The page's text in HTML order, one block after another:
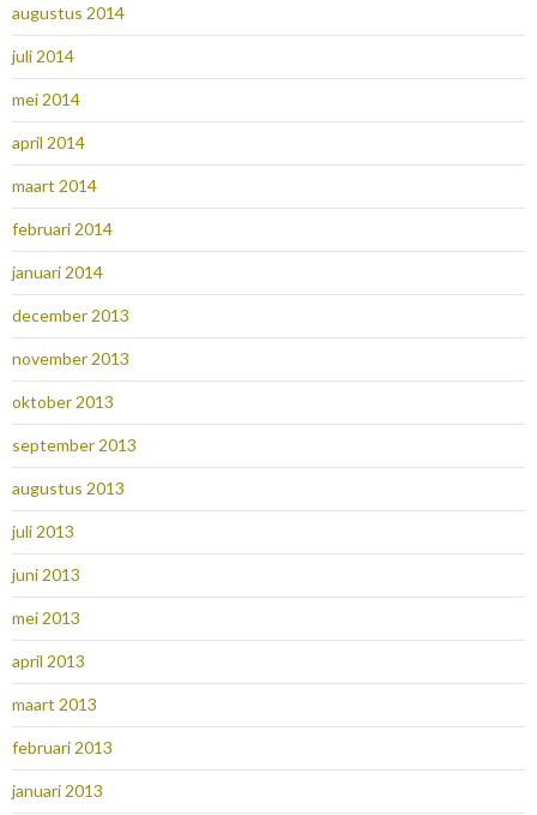
augustus 2014
juli 2014
mei 2014
april 2014
maart 2014
februari 2014
januari 2014
december 2013
november 2013
oktober 2013
september 2013
augustus 2013
juli 2013
juni 2013
mei 2013
april 2013
maart 2013
februari 2013
januari 2013